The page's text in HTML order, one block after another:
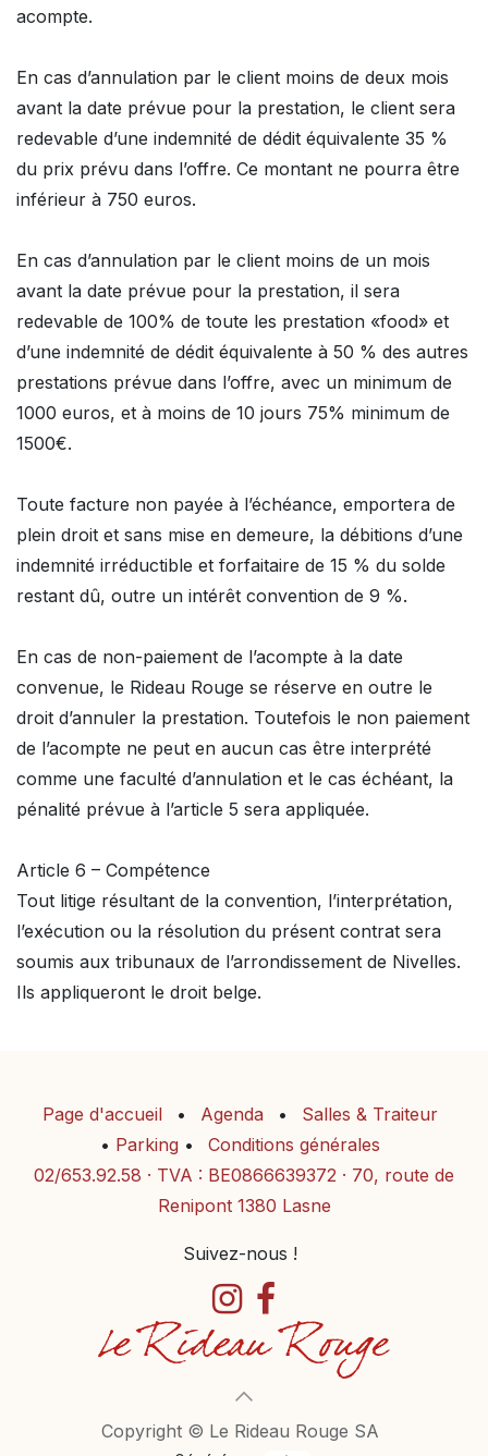
acompte.
En cas d’annulation par le client moins de deux mois
avant la date prévue pour la prestation, le client sera
redevable d’une indemnité de dédit équivalente 35 %
du prix prévu dans l’offre. Ce montant ne pourra être
inférieur à 750 euros.
En cas d’annulation par le client moins de un mois
avant la date prévue pour la prestation, il sera
redevable de 100% de toute les prestation «food» et
d’une indemnité de dédit équivalente à 50 % des autres
prestations prévue dans l’offre, avec un minimum de
1000 euros, et à moins de 10 jours 75% minimum de
1500€.
Toute facture non payée à l’échéance, emportera de
plein droit et sans mise en demeure, la débitions d’une
indemnité irréductible et forfaitaire de 15 % du solde
restant dû, outre un intérêt convention de 9 %.
En cas de non-paiement de l’acompte à la date
convenue, le Rideau Rouge se réserve en outre le
droit d’annuler la prestation. Toutefois le non paiement
de l’acompte ne peut en aucun cas être interprété
comme une faculté d’annulation et le cas échéant, la
pénalité prévue à l’article 5 sera appliquée.
Article 6 – Compétence
Tout litige résultant de la convention, l’interprétation,
l’exécution ou la résolution du présent contrat sera
soumis aux tribunaux de l’arrondissement de Nivelles.
Ils appliqueront le droit belge.
Suivez-nous !
Page d'accueil • Agenda •
Salles & Traiteur
• Parking •
Conditions générales
02/653.92.58 · TVA : BE0866639372 · 70, route de
Renipont 1380 Lasne
Copyright © Le Rideau Rouge SA